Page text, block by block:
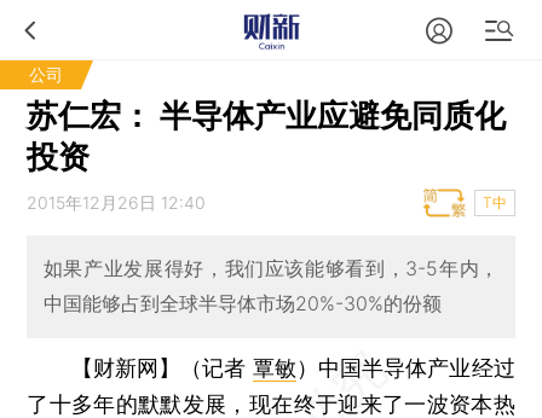
公司
苏仁宏： 半导体产业应避免同质化
投资
2015年12月26日 12:40 T中
如果产业发展得好，我们应该能够看到，3-5年内，
中国能够占到全球半导体市场20%-30%的份额
【财新网】（记者 覃敏） 中国半导体产业经过
了十多年的默默发展，现在终于迎来了一波资本热